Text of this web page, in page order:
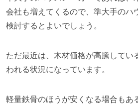
会社も増えてくるので、準大手のハ
検討するとよいでしょう。
ただ最近は、木材価格が高騰してい
われる状況になっています。
軽量鉄骨のほうが安くなる場合もあ